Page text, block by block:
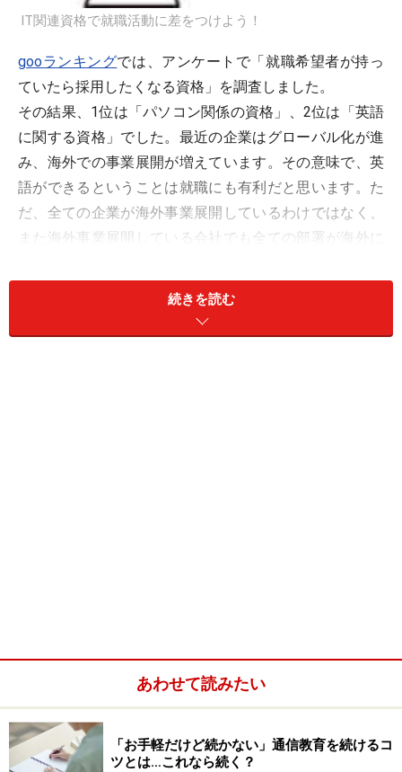
IT関連資格で就職活動に差をつけよう！
gooランキングでは、アンケートで「就職希望者が持っ
ていたら採用したくなる資格」を調査しました。
その結果、1位は「パソコン関係の資格」、2位は「英語
に関する資格」でした。最近の企業はグローバル化が進
み、海外での事業展開が増えています。その意味で、英
語ができるということは就職にも有利だと思います。た
だ、全ての企業が海外事業展開しているわけではなく、
また海外事業展開している会社でも全ての部署が海外に
う。その意味で、英語に関する資格は就職に有利な面も
ースだと思います。
す。大きな会社であれば、販売管理や生産管理にコンピ
ュータシステムが使われており、日常の仕事で必ずパソ
コンを使います。また、中小企業でも業務がシステム化
されている場合はもちろん、システム化されていなくて
続きを読む
あわせて読みたい
「お手軽だけど続かない」通信教育を続けるコ
ツとは…これなら続く？